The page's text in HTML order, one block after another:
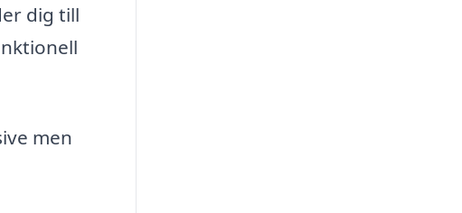
dig till
men